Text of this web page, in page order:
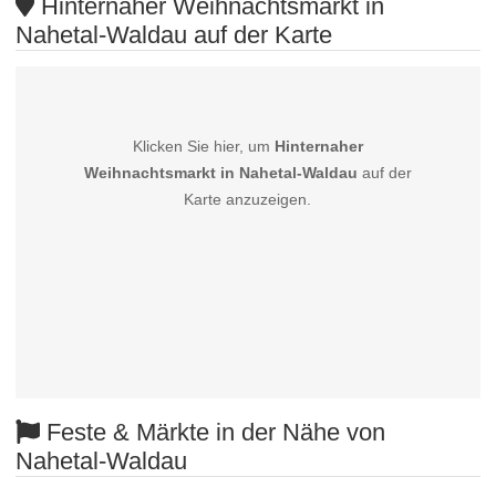
Hinternaher Weihnachtsmarkt in
Nahetal-Waldau auf der Karte
Klicken Sie hier, um Hinternaher
Weihnachtsmarkt in Nahetal-Waldau auf der
Karte anzuzeigen.
Feste & Märkte in der Nähe von
Nahetal-Waldau